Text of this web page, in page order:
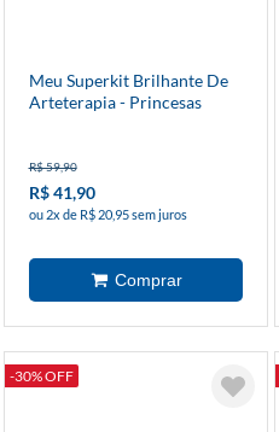
Meu Superkit Brilhante De
Arteterapia - Princesas
R$ 59,90
R$ 41,90
ou 2x de R$ 20,95 sem juros
-30% OFF